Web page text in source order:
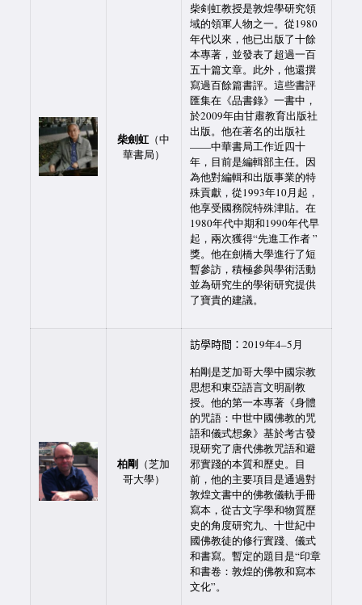
柴劍虹 （中
華書局）
柴剣虹教授是敦煌學研究領
域的領軍人物之一。從1980
年代以來，他已出版了十餘
本專著，並發表了超過一百
五十篇文章。此外，他還撰
寫過百餘篇書評。這些書評
匯集在《品書錄》一書中，
於2009年由甘肅教育出版社
出版。他在著名的出版社
——中華書局工作近四十
年，目前是編輯部主任。因
為他對編輯和出版事業的特
殊貢獻，從1993年10月起，
他享受國務院特殊津貼。在
1980年代中期和1990年代早
起，兩次獲得“先進工作者 ”
獎。他在劍橋大學進行了短
暫參訪，積極參與學術活動
並為研究生的學術研究提供
了寶貴的建議。
柏剛 （芝加
哥大學）
訪學時間： 2019年4–5月
柏剛是芝加哥大學中國宗教
思想和東亞語言文明副教
授。他的第一本專著《身體
的咒語：中世中國佛教的咒
語和儀式想象》基於考古發
現研究了唐代佛教咒語和避
邪實踐的本質和歷史。目
前，他的主要項目是通過對
敦煌文書中的佛教儀軌手冊
寫本，從古文字學和物質歷
史的角度研究九、十世紀中
國佛教徒的修行實踐、儀式
和書寫。暫定的題目是“印章
和書卷：敦煌的佛教和寫本
文化”。